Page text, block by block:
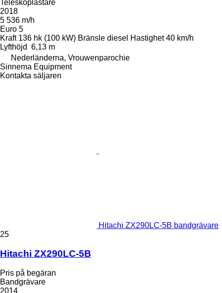
Teleskoplastare
2018
5 536 m/h
Euro 5
Kraft 136 hk (100 kW) Bränsle diesel Hastighet 40 km/h
Lyfthöjd 6,13 m
Nederländerna, Vrouwenparochie
Sinnema Equipment
Kontakta säljaren
Hitachi ZX290LC-5B bandgrävare
25
Hitachi ZX290LC-5B
Pris på begäran
Bandgrävare
2014